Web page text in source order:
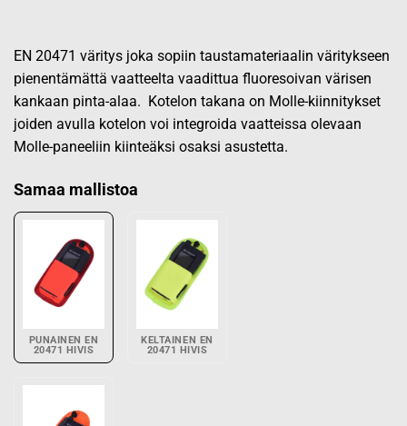
EN 20471 väritys joka sopiin taustamateriaalin väritykseen
pienentämättä vaatteelta vaadittua fluoresoivan värisen
kankaan pinta-alaa. Kotelon takana on Molle-kiinnitykset
joiden avulla kotelon voi integroida vaatteissa olevaan
Molle-paneeliin kiinteäksi osaksi asustetta.
Samaa mallistoa
PUNAINEN EN
20471 HIVIS
KELTAINEN EN
20471 HIVIS